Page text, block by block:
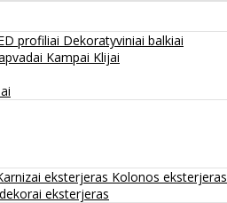
profiliai Dekoratyviniai balkiai
Kampai Klijai
eksterjeras Kolonos eksterjeras
eksterjeras